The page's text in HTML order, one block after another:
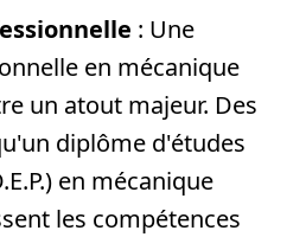
: Une
en mécanique
un atout majeur. Des
diplôme d'études
en mécanique
les compétences